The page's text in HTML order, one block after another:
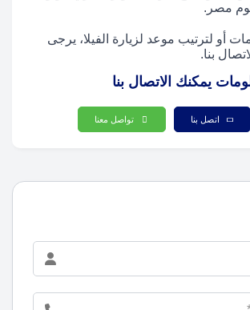
مصر.
أو لترتيب موعد لزيارة الفيلا، يرجى
بنا.
يمكنك الاتصال بنا
اتصل بنا تواصل معنا